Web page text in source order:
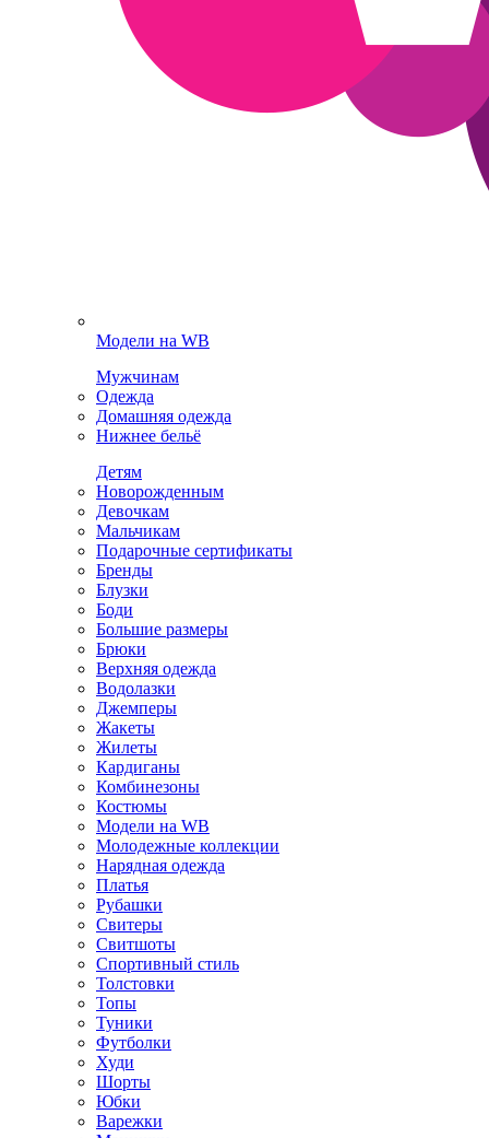
Модели на WB
Мужчинам
Одежда
Домашняя одежда
Нижнее бельё
Детям
Новорожденным
Девочкам
Мальчикам
Подарочные сертификаты
Бренды
Блузки
Боди
Большие размеры
Брюки
Верхняя одежда
Водолазки
Джемперы
Жакеты
Жилеты
Кардиганы
Комбинезоны
Костюмы
Модели на WB
Молодежные коллекции
Нарядная одежда
Платья
Рубашки
Свитеры
Свитшоты
Спортивный стиль
Толстовки
Топы
Туники
Футболки
Худи
Шорты
Юбки
Варежки